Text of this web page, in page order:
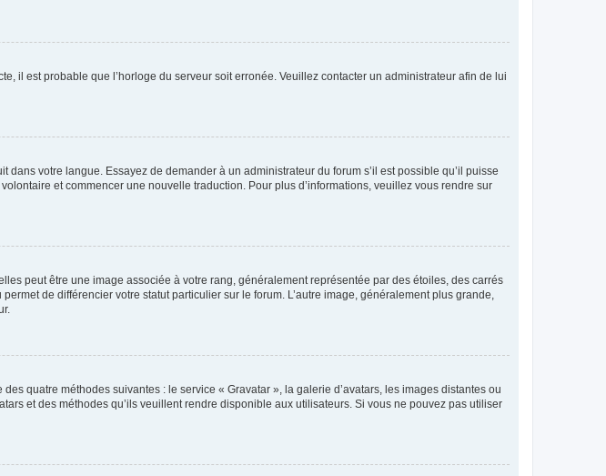
il est probable que l’horloge du serveur soit erronée. Veuillez contacter un administrateur afin de lui
votre langue. Essayez de demander à un administrateur du forum s’il est possible qu’il puisse
et commencer une nouvelle traduction. Pour plus d’informations, veuillez vous rendre sur
peut être une image associée à votre rang, généralement représentée par des étoiles, des carrés
de différencier votre statut particulier sur le forum. L’autre image, généralement plus grande,
quatre méthodes suivantes : le service « Gravatar », la galerie d’avatars, les images distantes ou
et des méthodes qu’ils veuillent rendre disponible aux utilisateurs. Si vous ne pouvez pas utiliser